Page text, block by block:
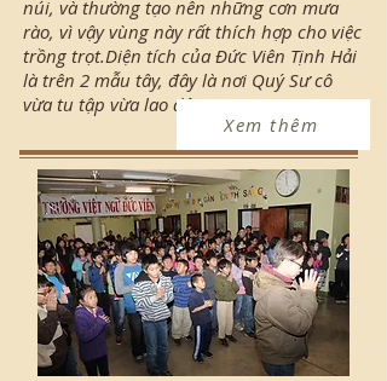
núi, và thường tạo nên những cơn mưa
rào, vì vậy vùng này rất thích hợp cho việc
trồng trọt.Diện tích của Đức Viên Tịnh Hải
là trên 2 mẫu tây, đây là nơi Quý Sư cô
vừa tu tập vừa lao động.
Xem thêm